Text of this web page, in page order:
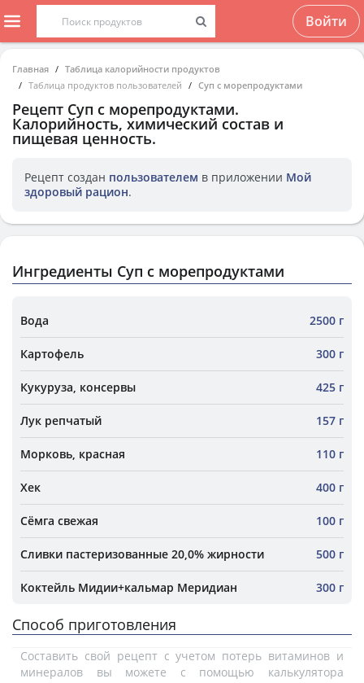
Войти
Главная
Таблица калорийности продуктов
Таблица продуктов пользователей
Суп с морепродуктами
Рецепт Суп с морепродуктами.
Калорийность, химический состав и
пищевая ценность.
Рецепт создан пользователем в приложении Мой
здоровый рацион.
Ингредиенты Суп с морепродуктами
Вода 2500 г
Картофель 300 г
Кукуруза, консервы 425 г
Лук репчатый 157 г
Морковь, красная 110 г
Хек 400 г
Сёмга свежая 100 г
Сливки пастеризованные 20,0% жирности 500 г
Коктейль Мидии+кальмар Меридиан 300 г
Способ приготовления
Составить свой рецепт с учетом потерь витаминов и
минералов вы можете с помощью калькулятора